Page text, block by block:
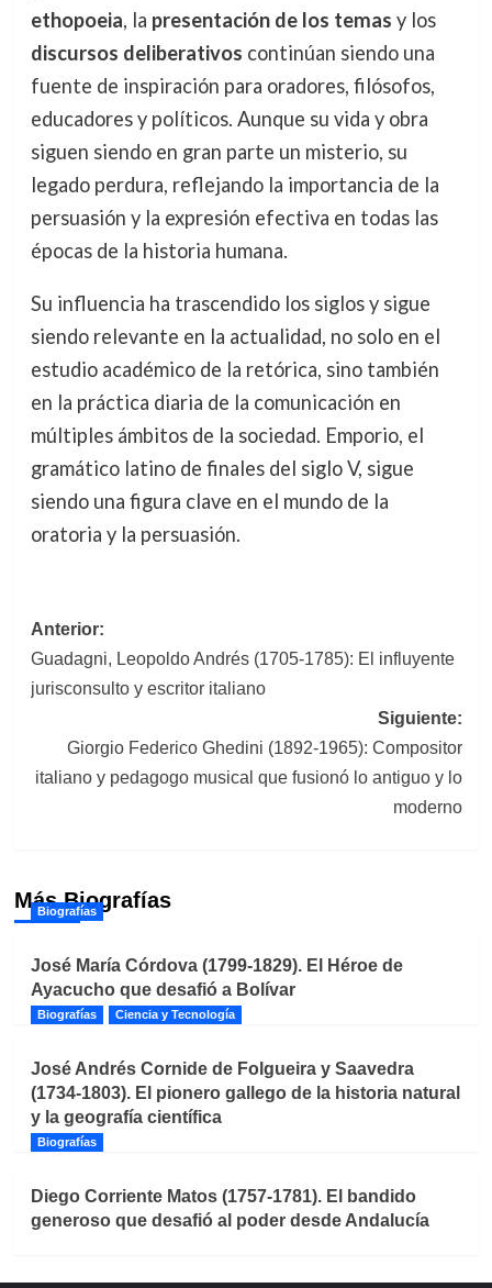
ethopoeia, la presentación de los temas y los
discursos deliberativos continúan siendo una
fuente de inspiración para oradores, filósofos,
educadores y políticos. Aunque su vida y obra
siguen siendo en gran parte un misterio, su
legado perdura, reflejando la importancia de la
persuasión y la expresión efectiva en todas las
épocas de la historia humana.
Su influencia ha trascendido los siglos y sigue
siendo relevante en la actualidad, no solo en el
estudio académico de la retórica, sino también
en la práctica diaria de la comunicación en
múltiples ámbitos de la sociedad. Emporio, el
gramático latino de finales del siglo V, sigue
siendo una figura clave en el mundo de la
oratoria y la persuasión.
Navegación
de
entradas
Anterior:
Guadagni, Leopoldo Andrés (1705-1785): El influyente
jurisconsulto y escritor italiano
Siguiente:
Giorgio Federico Ghedini (1892-1965): Compositor
italiano y pedagogo musical que fusionó lo antiguo y lo
moderno
Más Biografías
Biografías
José María Córdova (1799-1829). El Héroe de
Ayacucho que desafió a Bolívar
Biografías Ciencia y Tecnología
José Andrés Cornide de Folgueira y Saavedra
(1734-1803). El pionero gallego de la historia natural
y la geografía científica
Biografías
Diego Corriente Matos (1757-1781). El bandido
generoso que desafió al poder desde Andalucía